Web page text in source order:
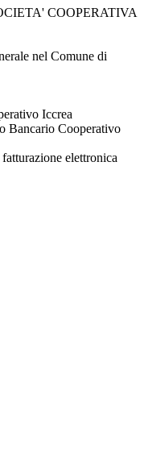
COOPERATIVA
nel Comune di
Iccrea
Bancario Cooperativo
elettronica